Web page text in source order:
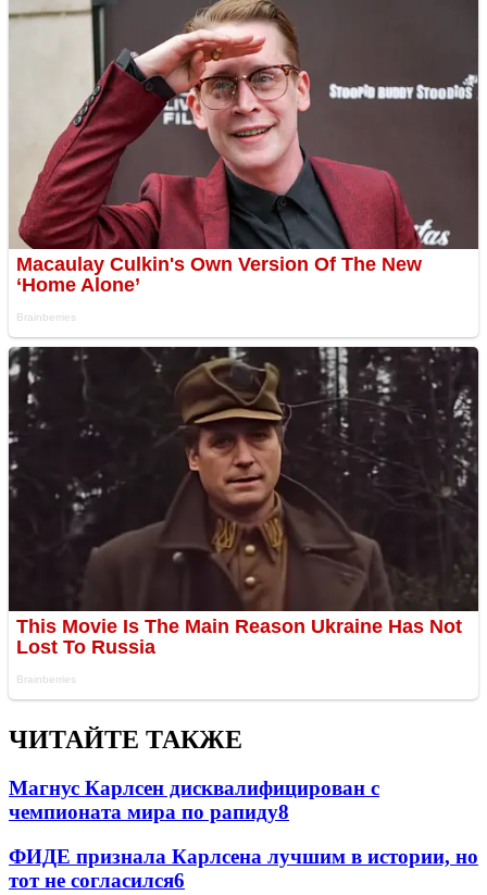
ЧИТАЙТЕ ТАКЖЕ
Магнус Карлсен дисквалифицирован с
чемпионата мира по рапиду8
ФИДЕ признала Карлсена лучшим в истории, но
тот не согласился6